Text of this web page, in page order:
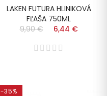
LAKEN FUTURA HLINIKOVÁ
FĽAŠA 750ML
9,90 €
6,44 €
-35%